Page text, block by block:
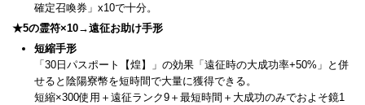
確定召喚券」x10で十分。
★5の霊符×10→遠征お助け手形
短縮手形
「30日パスポート【煌】」の効果「遠征時の大成功率+50%」と併
せると陰陽寮幣を短時間で大量に獲得できる。
短縮×300使用＋遠征ランク9＋最短時間＋大成功のみでおよそ鏡1